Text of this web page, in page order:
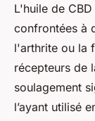
L'huile de
confrontées à
l'arthrite ou la
récepteurs de
soulagement
l’ayant utilisé